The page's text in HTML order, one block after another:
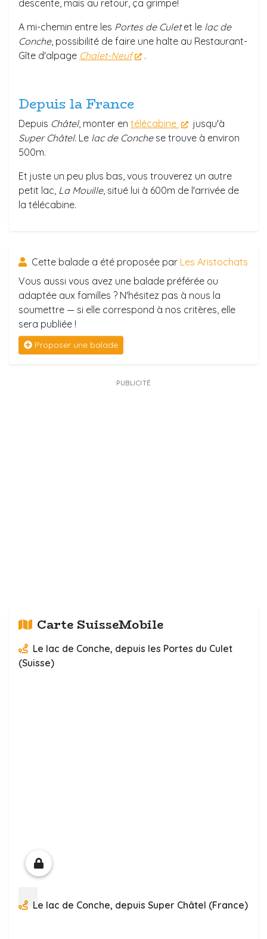
descente, mais au retour, ça grimpe!
A mi-chemin entre les Portes de Culetet le lac de
Conche, possibilité de faire une halte au Restaurant-
Gîte d'alpage Chalet-Neuf .
Depuis la France
Depuis Châtel, monter en télécabine
jusqu'à
Super Châtel. Le lac de Conchese trouve à environ
500m.
Et juste un peu plus bas, vous trouverez un autre
petit lac, La Mouille, situé lui à 600m de l'arrivée de
la télécabine.
Cette balade a été proposée par Les Aristochats
Vous aussi vous avez une balade préférée ou
adaptée aux familles ? N'hésitez pas à nous la
soumettre — si elle correspond à nos critères, elle
sera publiée !
Proposer une balade
PUBLICITÉ
Carte SuisseMobile
Le lac de Conche, depuis les Portes du Culet
(Suisse)
Le lac de Conche, depuis Super Châtel (France)